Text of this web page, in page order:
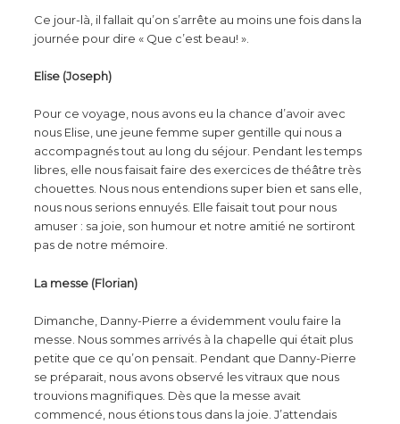
Ce jour-là, il fallait qu’on s’arrête au moins une fois dans la
journée pour dire « Que c’est beau! ».
Elise (Joseph)
Pour ce voyage, nous avons eu la chance d’avoir avec
nous Elise, une jeune femme super gentille qui nous a
accompagnés tout au long du séjour. Pendant les temps
libres, elle nous faisait faire des exercices de théâtre très
chouettes. Nous nous entendions super bien et sans elle,
nous nous serions ennuyés. Elle faisait tout pour nous
amuser : sa joie, son humour et notre amitié ne sortiront
pas de notre mémoire.
La messe (Florian)
Dimanche, Danny-Pierre a évidemment voulu faire la
messe. Nous sommes arrivés à la chapelle qui était plus
petite que ce qu’on pensait. Pendant que Danny-Pierre
se préparait, nous avons observé les vitraux que nous
trouvions magnifiques. Dès que la messe avait
commencé, nous étions tous dans la joie. J’attendais